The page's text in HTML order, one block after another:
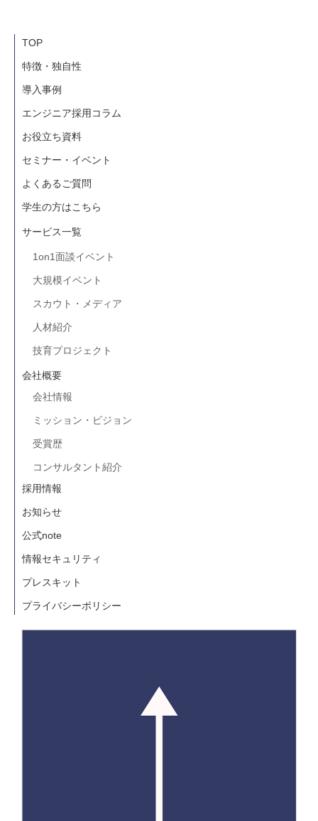
TOP
特徴・独自性
導入事例
エンジニア採用コラム
お役立ち資料
セミナー・イベント
よくあるご質問
学生の方はこちら
サービス一覧
1on1面談イベント
大規模イベント
スカウト・メディア
人材紹介
技育プロジェクト
会社概要
会社情報
ミッション・ビジョン
受賞歴
コンサルタント紹介
採用情報
お知らせ
公式note
情報セキュリティ
プレスキット
プライバシーポリシー